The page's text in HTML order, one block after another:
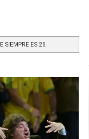
SIEMPRE ES 26